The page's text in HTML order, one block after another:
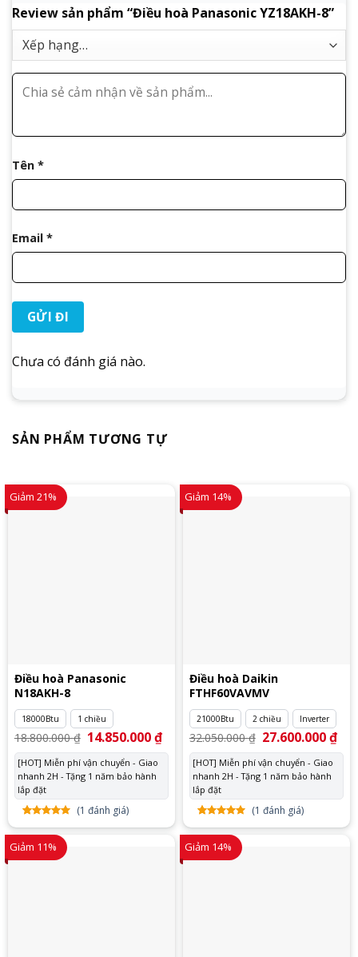
Review sản phẩm “Điều hoà Panasonic YZ18AKH-8”
Tên *
Email *
Chưa có đánh giá nào.
SẢN PHẨM TƯƠNG TỰ
Giảm 21%
Điều hoà Panasonic
N18AKH-8
18000Btu 1 chiều
18.800.000₫ Giá
gốc
là:
18.800.000 ₫.
14.850.000₫Giá
tại
14.850.000 ₫.
[HOT] Miễn phí vận chuyển - Giao
nhanh 2H - Tặng 1 năm bảo hành
lắp đặt
5.00trên
5 dựa
trên
1
đánh
(1 đánh giá)
Giảm 14%
Điều hoà Daikin
FTHF60VAVMV
21000Btu 2 chiều Inverter
32.050.000₫ Giá
gốc
là:
32.050.000 ₫.
27.600.000₫Giá
tại
[HOT] Miễn phí vận chuyển - Giao
nhanh 2H - Tặng 1 năm bảo hành
lắp đặt
5.00trên
5 dựa
trên
1
đánh
(1 đánh giá)
Giảm 11% Giảm 14%